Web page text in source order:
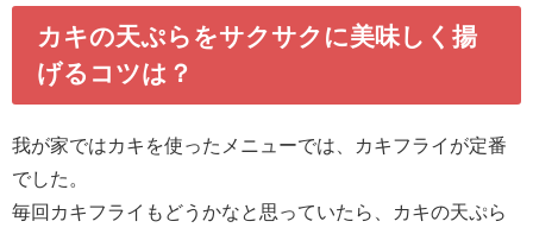
カキの天ぷらをサクサクに美味しく揚
げるコツは？
我が家ではカキを使ったメニューでは、カキフライが定番
でした。
毎回カキフライもどうかなと思っていたら、カキの天ぷら